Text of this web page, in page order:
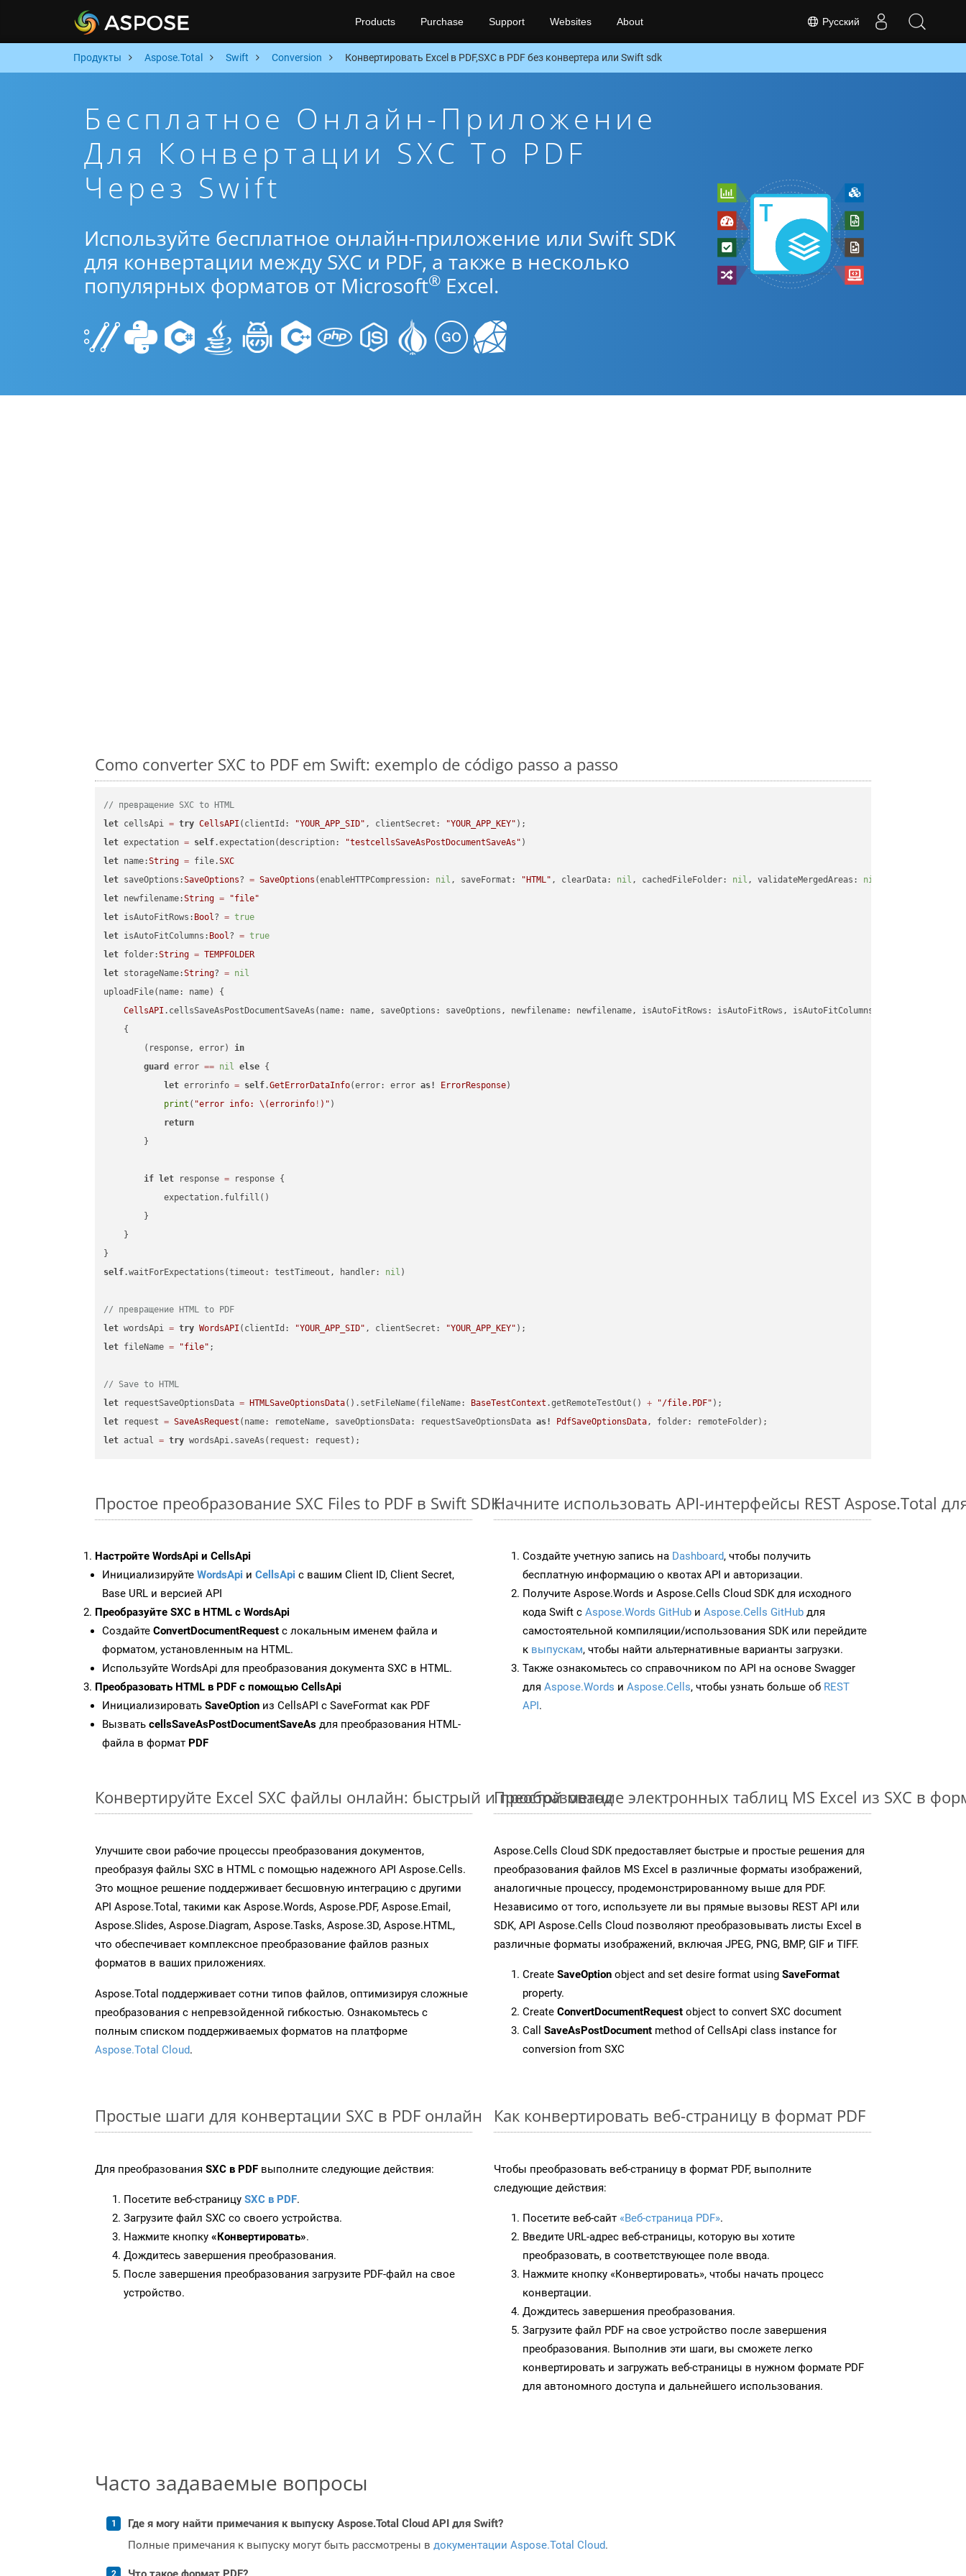
Русский
Products Purchase Support Websites About
Продукты Aspose.Total Swift Conversion Конвертировать Excel в PDF,SXC в PDF без конвертера или Swift sdk
Бесплатное Онлайн-Приложение
Для Конвертации SXC To PDF
Через Swift
Используйте бесплатное онлайн-приложение или Swift SDK
для конвертации между SXC и PDF, а также в несколько
популярных форматов от Microsoft® Excel.
Como converter SXC to PDF em Swift: exemplo de código passo a passo
// превращение SXC to HTML
let cellsApi = try CellsAPI (clientId: "YOUR_APP_SID" , clientSecret: "YOUR_APP_KEY"
let expectation = self.expectation(description: "testcellsSaveAsPostDocumentSaveAs"
let name:String = file.SXC
let saveOptions:SaveOptions? = SaveOptions (enableHTTPCompression: nil , saveFormat: "HTML" , clearData: nil , cachedFileFolder: nil , validateMergedAreas: nil
let newfilename:String =
"file"
let isAutoFitRows: Bool? = true
let isAutoFitColumns: Bool? = true
let folder:String = TEMPFOLDER
let storageName:String? = nil
uploadFile(name: name) {
CellsAPI .cellsSaveAsPostDocumentSaveAs(name: name, saveOptions: saveOptions, newfilename: newfilename, isAutoFitRows: isAutoFitRows, isAutoFitColumns:
    {
        (response, error)
in
guard
error == nil else {
let errorinfo = self.GetErrorDataInfo(error: error as! ErrorResponse)
print ( "error info: \(errorinfo ! ) " )
return
        }
if let response = response {
            expectation.fulfill()
        }
    }
self.waitForExpectations(timeout: testTimeout, handler: nil )
// превращение HTML to PDF
let wordsApi = try WordsAPI (clientId: "YOUR_APP_SID" , clientSecret: "YOUR_APP_KEY"
let fileName = "file" ;
// Save to HTML
let requestSaveOptionsData = HTMLSaveOptionsData().setFileName(fileName: BaseTestContext .getRemoteTestOut() + "/file.PDF"
let request = SaveAsRequest (name: remoteName, saveOptionsData: requestSaveOptionsData as! PdfSaveOptionsData
let actual = try
Простое преобразование SXC Files to PDF в Swift SDK
Настройте WordsApi и CellsApi
Инициализируйте WordsApi и CellsApi с вашим Client ID, Client Secret,
Base URL и версией API
Преобразуйте SXC в HTML с WordsApi
Создайте ConvertDocumentRequest с локальным именем файла и
форматом, установленным на HTML.
Используйте WordsApi для преобразования документа SXC в HTML.
Преобразовать HTML в PDF с помощью CellsApi
Инициализировать SaveOption из CellsAPI с SaveFormat как PDF
Вызвать cellsSaveAsPostDocumentSaveAs для преобразования HTML-
файла в формат PDF
Начните использовать API-интерфейсы REST Aspose.Total
Создайте учетную запись на Dashboard, чтобы получить
бесплатную информацию о квотах API и авторизации.
Получите Aspose.Words и Aspose.Cells Cloud SDK для исходного
кода Swift с Aspose.Words GitHub и Aspose.Cells GitHub для
самостоятельной компиляции/использования SDK или перейдите
к выпускам, чтобы найти альтернативные варианты загрузки.
Также ознакомьтесь со справочником по API на основе Swagger
для Aspose.Words и Aspose.Cells, чтобы узнать больше об REST
API.
Конвертируйте Excel SXC файлы онлайн: быстрый и простой метод
Улучшите свои рабочие процессы преобразования документов,
преобразуя файлы SXC в HTML с помощью надежного API Aspose.Cells.
Это мощное решение поддерживает бесшовную интеграцию с другими
API Aspose.Total, такими как Aspose.Words, Aspose.PDF, Aspose.Email,
Aspose.Slides, Aspose.Diagram, Aspose.Tasks, Aspose.3D, Aspose.HTML,
что обеспечивает комплексное преобразование файлов разных
форматов в ваших приложениях.
Aspose.Total поддерживает сотни типов файлов, оптимизируя сложные
преобразования с непревзойденной гибкостью. Ознакомьтесь с
полным списком поддерживаемых форматов на платформе
Aspose.Total Cloud.
Преобразование электронных таблиц MS Excel из SXC в
Aspose.Cells Cloud SDK предоставляет быстрые и простые решения для
преобразования файлов MS Excel в различные форматы изображений,
аналогичные процессу, продемонстрированному выше для PDF.
Независимо от того, используете ли вы прямые вызовы REST API или
SDK, API Aspose.Cells Cloud позволяют преобразовывать листы Excel в
различные форматы изображений, включая JPEG, PNG, BMP, GIF и TIFF.
Create SaveOption object and set desire format using SaveFormat
property.
Create ConvertDocumentRequest object to convert SXC document
Call SaveAsPostDocument method of CellsApi class instance for
conversion from SXC
Простые шаги для конвертации SXC в PDF онлайн
Для преобразования SXC в PDF выполните следующие действия:
Посетите веб-страницу SXC в PDF.
Загрузите файл SXC со своего устройства.
Нажмите кнопку «Конвертировать».
Дождитесь завершения преобразования.
После завершения преобразования загрузите PDF-файл на свое
устройство.
Как конвертировать веб-страницу в формат PDF
Чтобы преобразовать веб-страницу в формат PDF, выполните
следующие действия:
Посетите веб-сайт «Веб-страница PDF».
Введите URL-адрес веб-страницы, которую вы хотите
преобразовать, в соответствующее поле ввода.
Нажмите кнопку «Конвертировать», чтобы начать процесс
конвертации.
Дождитесь завершения преобразования.
Загрузите файл PDF на свое устройство после завершения
преобразования. Выполнив эти шаги, вы сможете легко
конвертировать и загружать веб-страницы в нужном формате PDF
для автономного доступа и дальнейшего использования.
Часто задаваемые вопросы
Где я могу найти примечания к выпуску Aspose.Total Cloud API для Swift?
Полные примечания к выпуску могут быть рассмотрены в документации Aspose.Total Cloud.